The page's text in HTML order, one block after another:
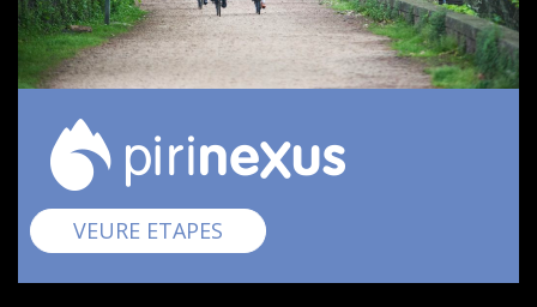
VEURE ETAPES Pirinexus